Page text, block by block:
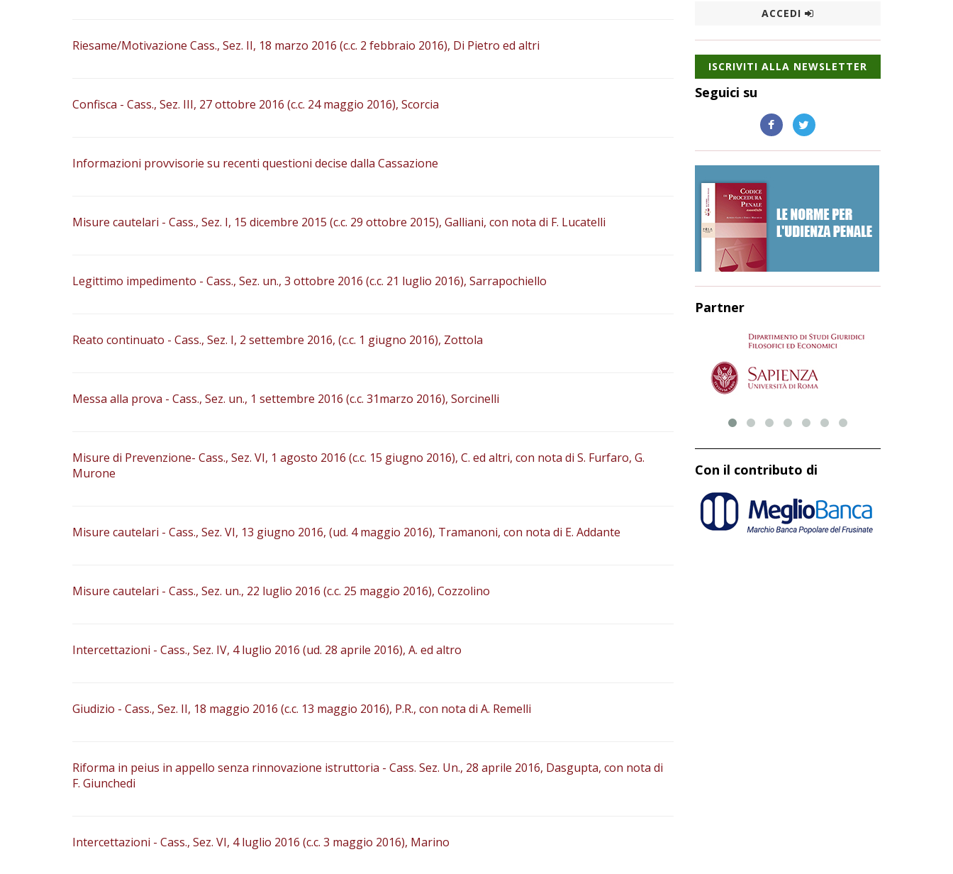
Riesame/Motivazione Cass., Sez. II, 18 marzo 2016 (c.c. 2 febbraio 2016), Di Pietro ed altri
Confisca - Cass., Sez. III, 27 ottobre 2016 (c.c. 24 maggio 2016), Scorcia
Informazioni provvisorie su recenti questioni decise dalla Cassazione
Misure cautelari - Cass., Sez. I, 15 dicembre 2015 (c.c. 29 ottobre 2015), Galliani, con nota di F. Lucatelli
Legittimo impedimento - Cass., Sez. un., 3 ottobre 2016 (c.c. 21 luglio 2016), Sarrapochiello
Reato continuato - Cass., Sez. I, 2 settembre 2016, (c.c. 1 giugno 2016), Zottola
Messa alla prova - Cass., Sez. un., 1 settembre 2016 (c.c. 31marzo 2016), Sorcinelli
Misure di Prevenzione- Cass., Sez. VI, 1 agosto 2016 (c.c. 15 giugno 2016), C. ed altri, con nota di S. Furfaro, G.
Murone
Misure cautelari - Cass., Sez. VI, 13 giugno 2016, (ud. 4 maggio 2016), Tramanoni, con nota di E. Addante
Misure cautelari - Cass., Sez. un., 22 luglio 2016 (c.c. 25 maggio 2016), Cozzolino
Intercettazioni - Cass., Sez. IV, 4 luglio 2016 (ud. 28 aprile 2016), A. ed altro
Giudizio - Cass., Sez. II, 18 maggio 2016 (c.c. 13 maggio 2016), P.R., con nota di A. Remelli
Riforma in peius in appello senza rinnovazione istruttoria - Cass. Sez. Un., 28 aprile 2016, Dasgupta, con nota di
F. Giunchedi
Intercettazioni - Cass., Sez. VI, 4 luglio 2016 (c.c. 3 maggio 2016), Marino
ACCEDI
ISCRIVITI ALLA NEWSLETTER
Seguici su
Partner
Con il contributo di